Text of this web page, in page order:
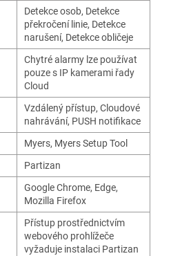
Detekce osob, Detekce
překročení linie, Detekce
narušení, Detekce obličeje
Chytré alarmy lze používat
pouze s IP kamerami řady
Cloud
Vzdálený přístup, Cloudové
nahrávání, PUSH notifikace
Myers, Myers Setup Tool
Partizan
Google Chrome, Edge,
Mozilla Firefox
Přístup prostřednictvím
webového prohlížeče
vyžaduje instalaci Partizan